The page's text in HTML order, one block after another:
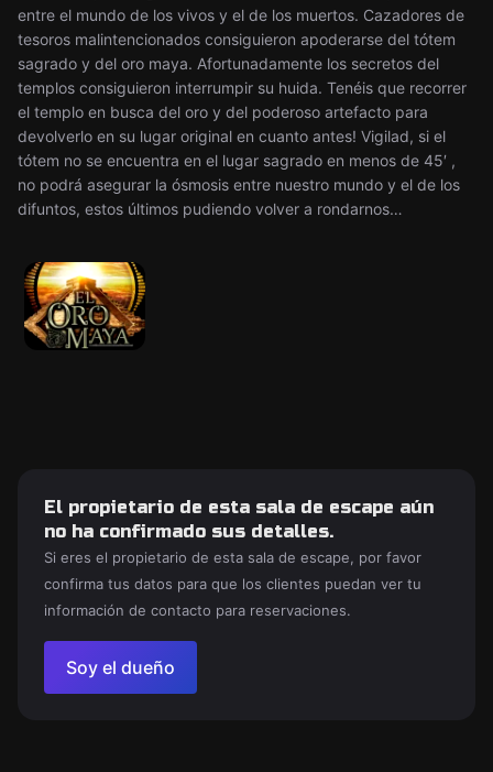
entre el mundo de los vivos y el de los muertos. Cazadores de
tesoros malintencionados consiguieron apoderarse del tótem
sagrado y del oro maya. Afortunadamente los secretos del
templos consiguieron interrumpir su huida. Tenéis que recorrer
el templo en busca del oro y del poderoso artefacto para
devolverlo en su lugar original en cuanto antes! Vigilad, si el
tótem no se encuentra en el lugar sagrado en menos de 45′ ,
no podrá asegurar la ósmosis entre nuestro mundo y el de los
difuntos, estos últimos pudiendo volver a rondarnos…
El propietario de esta sala de escape aún
no ha confirmado sus detalles.
Si eres el propietario de esta sala de escape, por favor
confirma tus datos para que los clientes puedan ver tu
información de contacto para reservaciones.
Soy el dueño